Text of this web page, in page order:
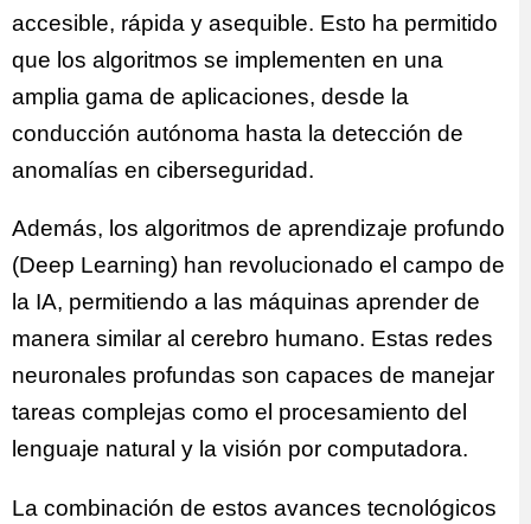
accesible, rápida y asequible. Esto ha permitido
que los algoritmos se implementen en una
amplia gama de aplicaciones, desde la
conducción autónoma hasta la detección de
anomalías en ciberseguridad.
Además, los algoritmos de aprendizaje profundo
(Deep Learning) han revolucionado el campo de
la IA, permitiendo a las máquinas aprender de
manera similar al cerebro humano. Estas redes
neuronales profundas son capaces de manejar
tareas complejas como el procesamiento del
lenguaje natural y la visión por computadora.
La combinación de estos avances tecnológicos